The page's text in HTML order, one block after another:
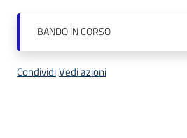
BANDOIN CORSO
CondividiVedi azioni